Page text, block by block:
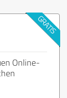
Online-